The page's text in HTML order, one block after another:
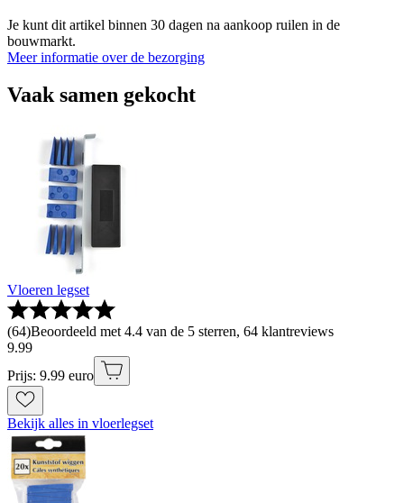
Je kunt dit artikel binnen 30 dagen na aankoop ruilen in de
bouwmarkt.
Meer informatie over de bezorging
Vaak samen gekocht
Vloeren legset
(64)Beoordeeld met 4.4 van de 5 sterren, 64 klantreviews
9.99
Prijs: 9.99 euro
Bekijk alles in vloerlegset